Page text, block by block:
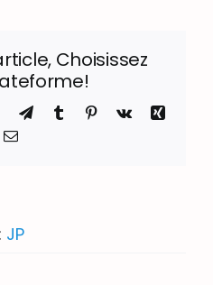
Choisissez
WhatsApp
TelegramTumblr Pinterest
Vk
Xing
Email
JP